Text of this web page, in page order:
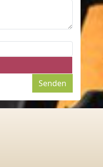
Senden